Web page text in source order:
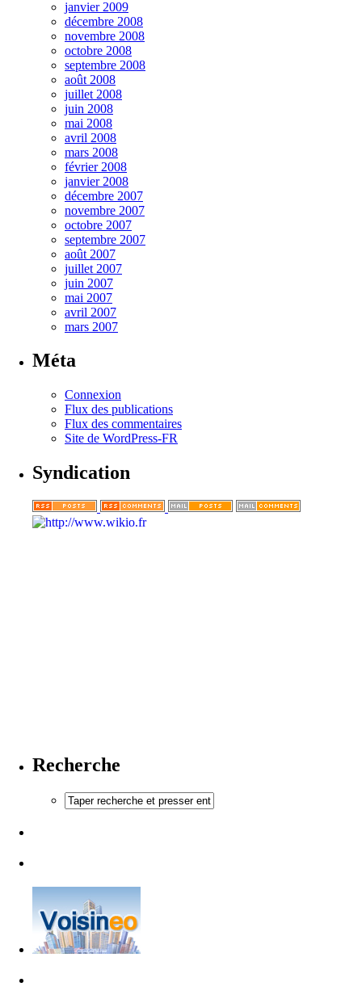
janvier 2009
décembre 2008
novembre 2008
octobre 2008
septembre 2008
août 2008
juillet 2008
juin 2008
mai 2008
avril 2008
mars 2008
février 2008
janvier 2008
décembre 2007
novembre 2007
octobre 2007
septembre 2007
août 2007
juillet 2007
juin 2007
mai 2007
avril 2007
mars 2007
Méta
Connexion
Flux des publications
Flux des commentaires
Site de WordPress-FR
Syndication
Recherche